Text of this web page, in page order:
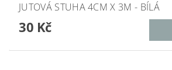
JUTOVÁ STUHA 4CM X 3M - BÍLÁ
30 Kč